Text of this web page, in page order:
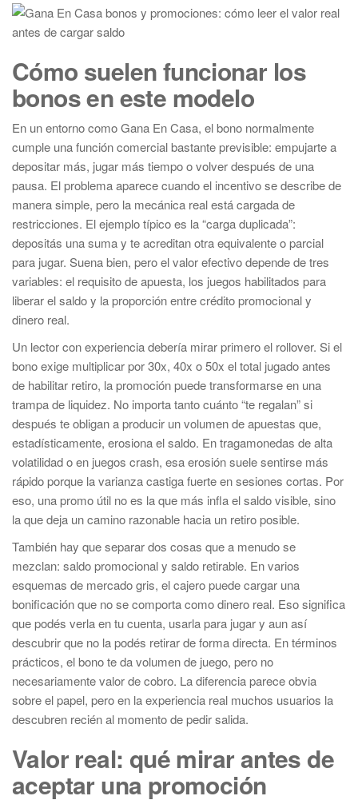
Cómo suelen funcionar los
bonos en este modelo
En un entorno como Gana En Casa, el bono normalmente
cumple una función comercial bastante previsible: empujarte a
depositar más, jugar más tiempo o volver después de una
pausa. El problema aparece cuando el incentivo se describe de
manera simple, pero la mecánica real está cargada de
restricciones. El ejemplo típico es la “carga duplicada”:
depositás una suma y te acreditan otra equivalente o parcial
para jugar. Suena bien, pero el valor efectivo depende de tres
variables: el requisito de apuesta, los juegos habilitados para
liberar el saldo y la proporción entre crédito promocional y
dinero real.
Un lector con experiencia debería mirar primero el rollover. Si el
bono exige multiplicar por 30x, 40x o 50x el total jugado antes
de habilitar retiro, la promoción puede transformarse en una
trampa de liquidez. No importa tanto cuánto “te regalan” si
después te obligan a producir un volumen de apuestas que,
estadísticamente, erosiona el saldo. En tragamonedas de alta
volatilidad o en juegos crash, esa erosión suele sentirse más
rápido porque la varianza castiga fuerte en sesiones cortas. Por
eso, una promo útil no es la que más infla el saldo visible, sino
la que deja un camino razonable hacia un retiro posible.
También hay que separar dos cosas que a menudo se
mezclan: saldo promocional y saldo retirable. En varios
esquemas de mercado gris, el cajero puede cargar una
bonificación que no se comporta como dinero real. Eso significa
que podés verla en tu cuenta, usarla para jugar y aun así
descubrir que no la podés retirar de forma directa. En términos
prácticos, el bono te da volumen de juego, pero no
necesariamente valor de cobro. La diferencia parece obvia
sobre el papel, pero en la experiencia real muchos usuarios la
descubren recién al momento de pedir salida.
Valor real: qué mirar antes de
aceptar una promoción